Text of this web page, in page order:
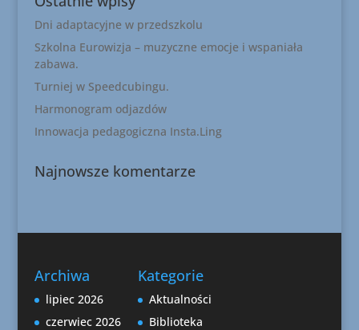
Dni adaptacyjne w przedszkolu
Szkolna Eurowizja – muzyczne emocje i wspaniała
zabawa.
Turniej w Speedcubingu.
Harmonogram odjazdów
Innowacja pedagogiczna Insta.Ling
Najnowsze komentarze
Archiwa
lipiec 2026
czerwiec 2026
Kategorie
Aktualności
Biblioteka